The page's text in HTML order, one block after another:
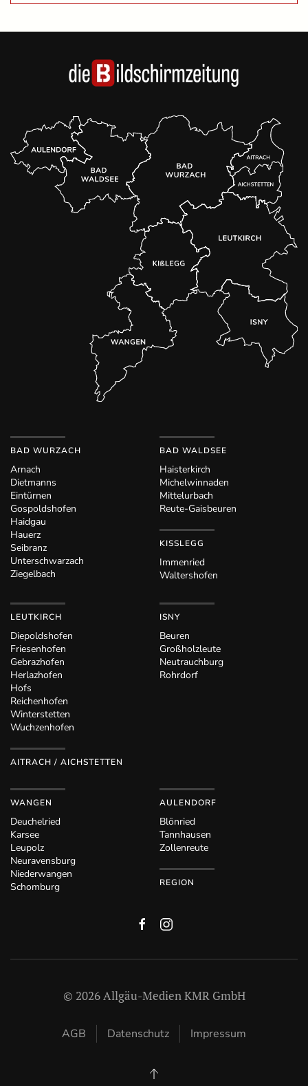
BAD WURZACH
Arnach
Dietmanns
Eintürnen
Gospoldshofen
Haidgau
Hauerz
Seibranz
Unterschwarzach
Ziegelbach
BAD WALDSEE
Haisterkirch
Michelwinnaden
Mittelurbach
Reute-Gaisbeuren
KISSLEGG
Immenried
Waltershofen
LEUTKIRCH
Diepoldshofen
Friesenhofen
Gebrazhofen
Herlazhofen
Hofs
Reichenhofen
Winterstetten
Wuchzenhofen
AITRACH / AICHSTETTEN
ISNY
Beuren
Großholzleute
Neutrauchburg
Rohrdorf
WANGEN
Deuchelried
Karsee
Leupolz
Neuravensburg
Niederwangen
Schomburg
AULENDORF
Blönried
Tannhausen
Zollenreute
REGION
© 2026Allgäu-Medien KMR GmbH
AGB Datenschutz Impressum